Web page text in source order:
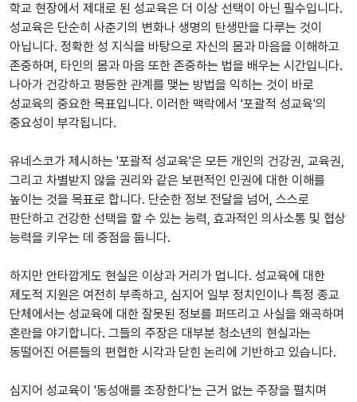
학교 현장에서 제대로 된 성교육은 더 이상 선택이 아닌 필수입니다.
성교육은 단순히 사춘기의 변화나 생명의 탄생만을 다루는 것이
아닙니다. 정확한 성 지식을 바탕으로 자신의 몸과 마음을 이해하고
존중하며, 타인의 몸과 마음 또한 존중하는 법을 배우는 시간입니다.
나아가 건강하고 평등한 관계를 맺는 방법을 익히는 것이 바로
성교육의 중요한 목표입니다. 이러한 맥락에서 '포괄적 성교육'의
중요성이 부각됩니다.
유네스코가 제시하는 '포괄적 성교육'은 모든 개인의 건강권, 교육권,
그리고 차별받지 않을 권리와 같은 보편적인 인권에 대한 이해를
높이는 것을 목표로 합니다. 단순한 정보 전달을 넘어, 스스로
판단하고 건강한 선택을 할 수 있는 능력, 효과적인 의사소통 및 협상
능력을 키우는 데 중점을 둡니다.
하지만 안타깝게도 현실은 이상과 거리가 멉니다. 성교육에 대한
제도적 지원은 여전히 부족하고, 심지어 일부 정치인이나 특정 종교
단체에서는 성교육에 대한 잘못된 정보를 퍼뜨리고 사실을 왜곡하며
혼란을 야기합니다. 그들의 주장은 대부분 청소년의 현실과는
동떨어진 어른들의 편협한 시각과 닫힌 논리에 기반하고 있습니다.
심지어 성교육이 '동성애를 조장한다'는 근거 없는 주장을 펼치며